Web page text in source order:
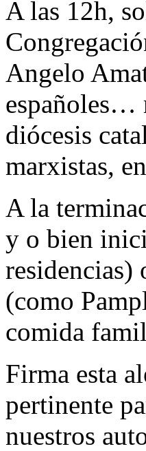
A las 12h,
Angelo
españoles…
diócesis
marxistas,
A la
y o bien
residencias)
(como
comida
Firma esta
pertinente
nuestros